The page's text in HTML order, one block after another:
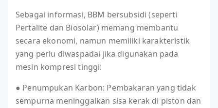
Sebagai informasi, BBM bersubsidi (seperti
Pertalite dan Biosolar) memang membantu
secara ekonomi, namun memiliki karakteristik
yang perlu diwaspadai jika digunakan pada
mesin kompresi tinggi:
● Penumpukan Karbon: Pembakaran yang tidak
sempurna meninggalkan sisa kerak di piston dan